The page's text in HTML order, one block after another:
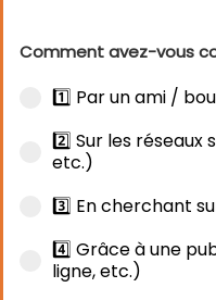
Comment avez-vous
1️⃣ Par un ami /
2️⃣ Sur les réseaux
etc.)
3️⃣ En cherchant
4️⃣ Grâce à une
ligne, etc.)